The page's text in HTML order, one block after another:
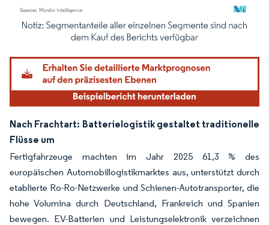
Bild © Mordor Intelligence. Wiederverwendung erfordert Namensnennung
Nach Frachtart: Batterielogistik gestaltet traditionelle
Flüsse um
Fertigfahrzeuge machten im Jahr 2025 61,3 % des
europäischen Automobillogistikmarktes aus, unterstützt durch
etablierte Ro-Ro-Netzwerke und Schienen-Autotransporter, die
hohe Volumina durch Deutschland, Frankreich und Spanien
bewegen. EV-Batterien und Leistungselektronik verzeichnen